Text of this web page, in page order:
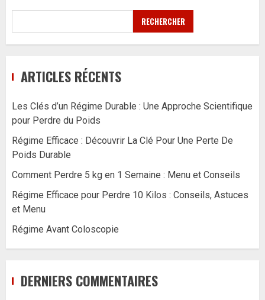
RECHERCHER
ARTICLES RÉCENTS
Les Clés d’un Régime Durable : Une Approche Scientifique
pour Perdre du Poids
Régime Efficace : Découvrir La Clé Pour Une Perte De
Poids Durable
Comment Perdre 5 kg en 1 Semaine : Menu et Conseils
Régime Efficace pour Perdre 10 Kilos : Conseils, Astuces
et Menu
Régime Avant Coloscopie
DERNIERS COMMENTAIRES